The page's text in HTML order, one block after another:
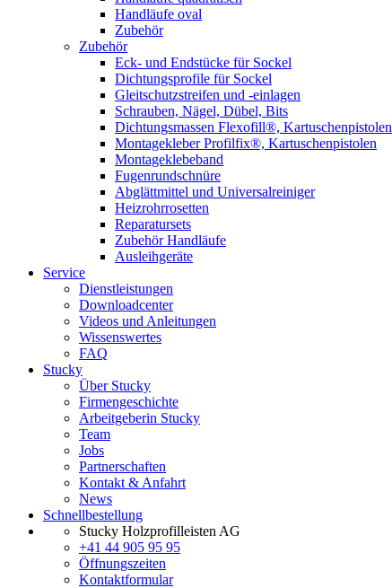
Handläufe oval
Zubehör
Zubehör
Eck- und Endstücke für Sockel
Dichtungsprofile für Sockel
Gleitschutzstreifen und -einlagen
Schrauben, Nägel, Dübel, Bits
Dichtungsmassen Flexofill®, Kartuschenpistolen
Montagekleber Profilfix®, Kartuschenpistolen
Montageklebeband
Fugenrundschnüre
Abglättmittel und Universalreiniger
Heizrohrrosetten
Reparatursets
Zubehör Handläufe
Ausleihgeräte
Service
Dienstleistungen
Downloadcenter
Videos und Anleitungen
Wissenswertes
FAQ
Stucky
Über Stucky
Firmengeschichte
Arbeitgeberin Stucky
Team
Jobs
Partnerschaften
Kontakt & Anfahrt
News
Schnellbestellung
Stucky Holzprofilleisten AG
+41 44 905 95 95
Öffnungszeiten
Kontaktformular